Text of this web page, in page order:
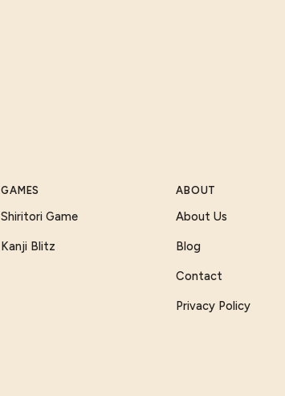
GAMES
Shiritori Game
Kanji Blitz
ABOUT
About Us
Blog
Contact
Privacy Policy